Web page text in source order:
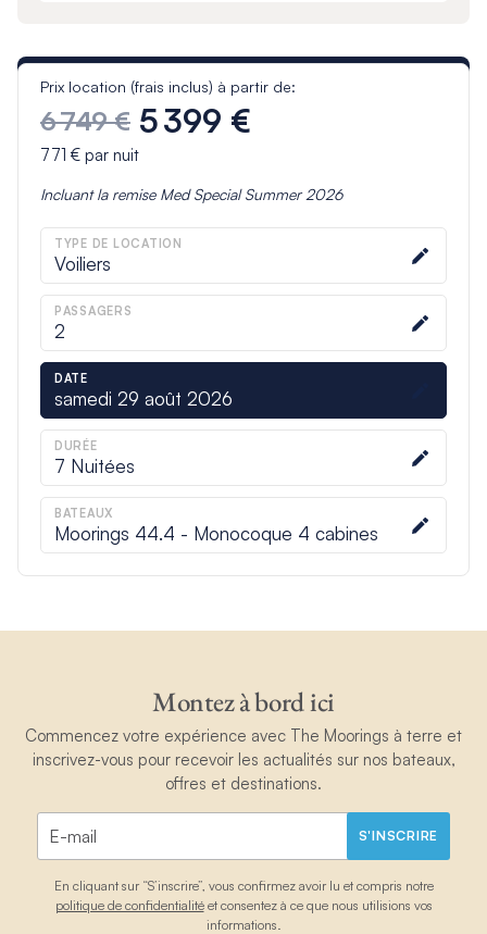
Prix location (frais inclus) à partir de:
6 749 € 5 399 €
771 €par nuit
Incluant la remise Med Special Summer 2026
TYPE DE LOCATION
Voiliers
PASSAGERS
2
DATE
samedi 29 août 2026
DURÉE
7 Nuitées
BATEAUX
Moorings 44.4 - Monocoque 4 cabines
Montez à bord ici
Commencez votre expérience avec The Moorings à terre et
inscrivez-vous pour recevoir les actualités sur nos bateaux,
offres et destinations.
S'INSCRIRE
En cliquant sur “S’inscrire”, vous confirmez avoir lu et compris notre
politique de confidentialitéet consentez à ce que nous utilisions vos
informations.